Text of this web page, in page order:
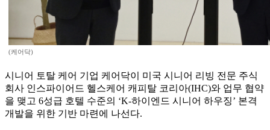
(케어닥)
시니어 토탈 케어 기업 케어닥이 미국 시니어 리빙 전문 주식
회사 인스파이어드 헬스케어 캐피탈 코리아(IHC)와 업무 협약
을 맺고 6성급 호텔 수준의 ‘K-하이엔드 시니어 하우징’ 본격
개발을 위한 기반 마련에 나선다.